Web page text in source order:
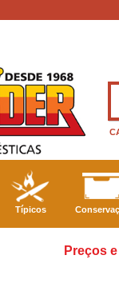
Típicos
Preços